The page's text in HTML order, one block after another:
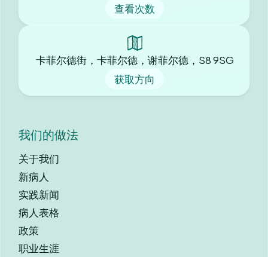
查看次数
卡菲尔德街，卡菲尔德，谢菲尔德，S8 9SG
获取方向
我们的做法
关于我们
新病人
实践新闻
病人表格
政策
职业生涯